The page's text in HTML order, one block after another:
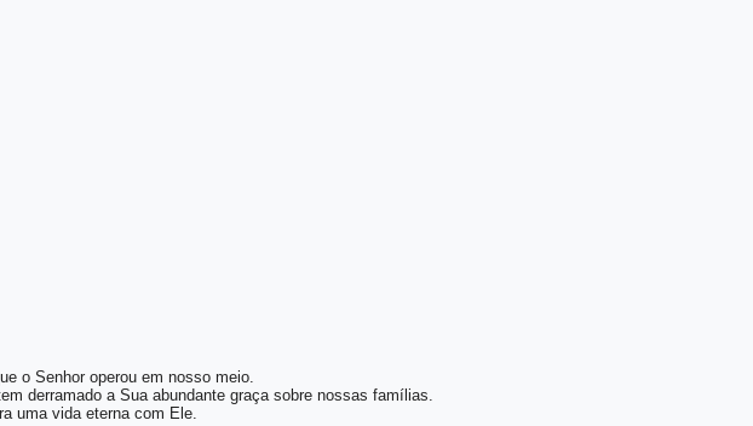
o Senhor operou em nosso meio.
derramado a Sua abundante graça sobre nossas famílias.
uma vida eterna com Ele.